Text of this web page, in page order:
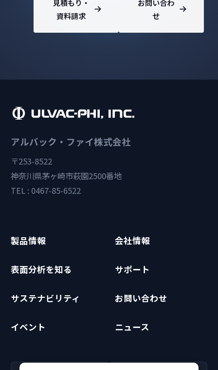
見積もり・
資料請求
お問い合わ
せ
アルバック・ファイ株式会社
〒253-8522
神奈川県茅ヶ崎市萩園2500番地
TEL : 0467-85-6522
製品情報 会社情報
表面分析を知る サポート
サステナビリティ お問い合わせ
イベント ニュース